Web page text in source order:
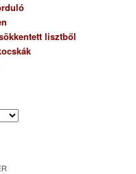
lisztből